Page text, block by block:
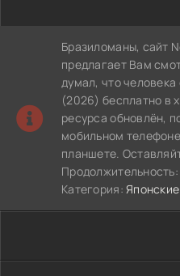
Бразиломаны, сайт
предлагает Вам
думал, что
(2026) бесплатно в
ресурса обновлён,
мобильном
планшете.
Категория: